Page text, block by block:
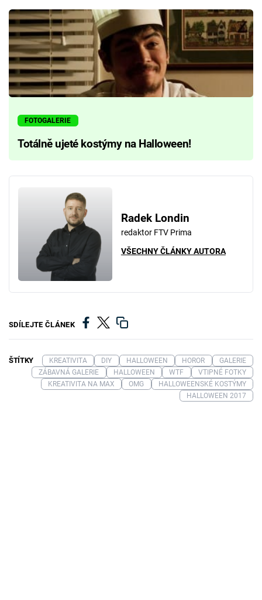
FOTOGALERIE
Totálně ujeté kostýmy na Halloween!
Radek Londin
redaktor FTV Prima
VŠECHNY ČLÁNKY AUTORA
SDÍLEJTE ČLÁNEK
ŠTÍTKY KREATIVITA DIY HALLOWEEN HOROR
GALERIE
ZÁBAVNÁ GALERIE
HALLOWEEN WTF
VTIPNÉ FOTKY
KREATIVITA NA MAX
OMG
HALLOWEENSKÉ KOSTÝMY
HALLOWEEN 2017